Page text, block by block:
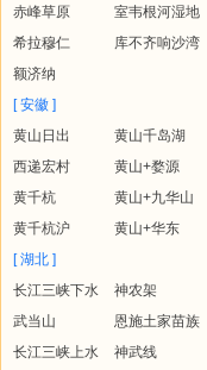
赤峰草原
室韦根河湿地
希拉穆仁
库不齐响沙湾
额济纳
[ 安徽 ]
黄山日出
黄山千岛湖
西递宏村
黄山+婺源
黄千杭
黄山+九华山
黄千杭沪
黄山+华东
[ 湖北 ]
长江三峡下水
神农架
武当山
恩施土家苗族
长江三峡上水
神武线